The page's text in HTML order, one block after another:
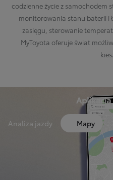
codzienne życie z samochodem
monitorowania stanu baterii i
zasięgu, sterowanie
MyToyota oferuje świat
Aplikacja
Analiza jazdy Mapy